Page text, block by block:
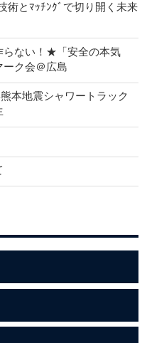
術とﾏｯﾁﾝｸﾞで切り開く未来
らない！★「安全の本気
ーク会＠広島
本地震シャワートラック